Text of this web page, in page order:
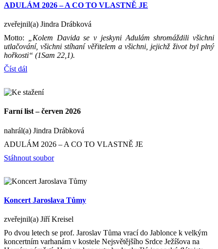
ADULÁM 2026 – A CO TO VLASTNĚ JE
zveřejnil(a) Jindra Drábková
Motto:
„Kolem Davida se v jeskyni Adulám shromáždili všichni
utlačování, všichni stíhaní věřitelem a všichni, jejichž život byl plný
hořkosti“ (1Sam 22,1).
Číst dál
Farní list – červen 2026
nahrál(a) Jindra Drábková
ADULÁM 2026 – A CO TO VLASTNĚ JE
Stáhnout soubor
Koncert Jaroslava Tůmy
zveřejnil(a) Jiří Kreisel
Po dvou letech se prof. Jaroslav Tůma vrací do Jablonce k velkým
koncertním varhanám v kostele Nejsvětějšího Srdce Ježíšova na